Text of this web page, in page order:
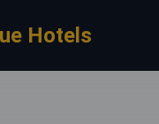
Hotels